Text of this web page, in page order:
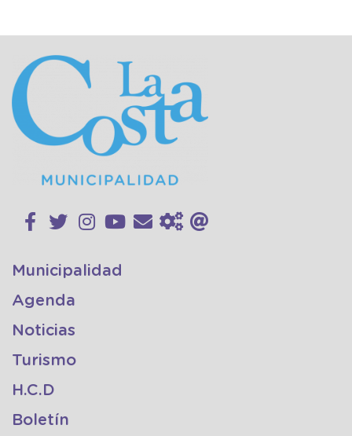
Municipalidad
Agenda
Noticias
Turismo
H.C.D
Boletín